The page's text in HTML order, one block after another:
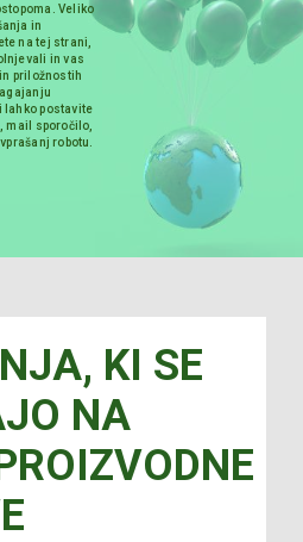
Veliko
in
na tej strani,
in vas
priložnostih
lahko postavite
mail sporočilo,
robotu.
KI SE
NA